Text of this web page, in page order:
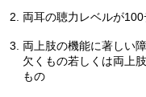
両耳の聴力レベルが
両上肢の機能に著しい
欠くもの若しくは両上
もの